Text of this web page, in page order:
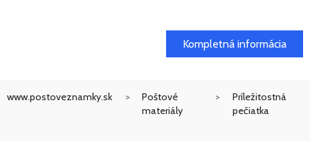
Kompletná informácia
www.postoveznamky.sk
Poštové
materiály
Príležitostná
pečiatka